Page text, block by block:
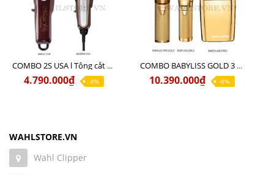
COMBO 2S USA l Tông cắt LEGEND USA CÓ DÂY 220V + Tông pin MAGIC CLIP
4.790.000₫ -8%
COMBO BABYLISS GOLD 3 cao cấp chính hãng
10.390.000₫ -8%
WAHLSTORE.VN
Wahl Clipper